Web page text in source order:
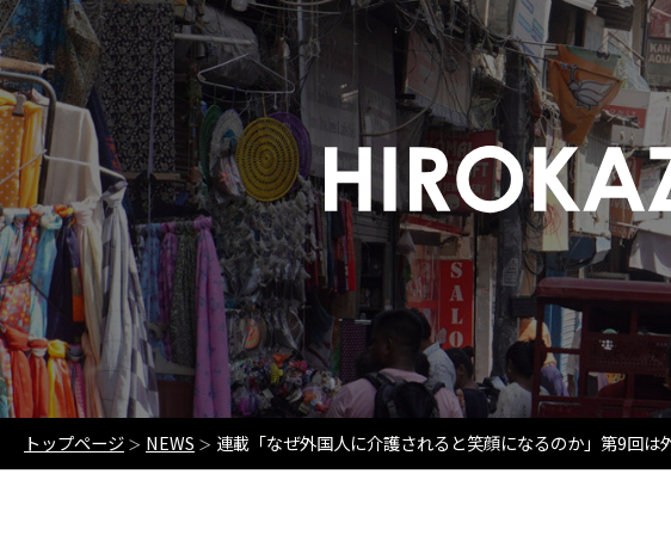
トップページ ＞ NEWS ＞ 連載「なぜ外国人に介護されると笑顔になるのか」第9回